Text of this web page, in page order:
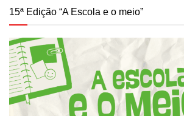
15ª Edição “A Escola e o meio”